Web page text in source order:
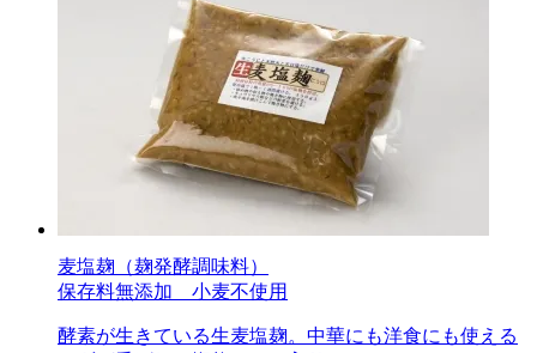
麦塩麹（麹発酵調味料）
保存料無添加 小麦不使用
酵素が生きている生麦塩麹。中華にも洋食にも使える